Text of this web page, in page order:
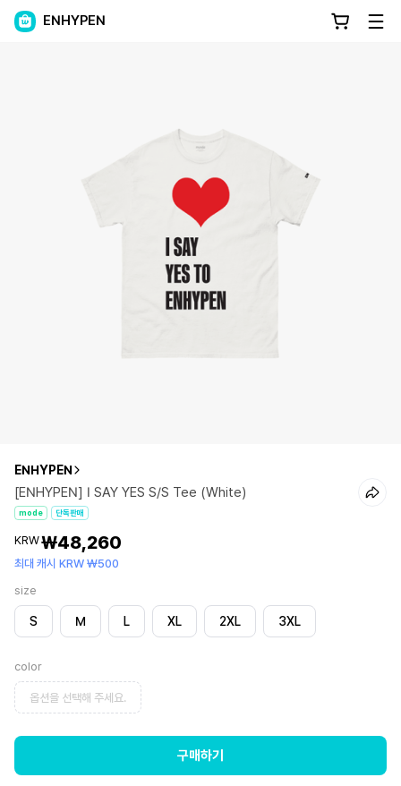
ENHYPEN
ENHYPEN
[ENHYPEN] I SAY YES S/S Tee (White)
mode 단독판매
KRW₩48,260
최대 캐시 KRW ₩500
size
S M L XL 2XL 3XL
color
옵션을 선택해 주세요.
구매하기